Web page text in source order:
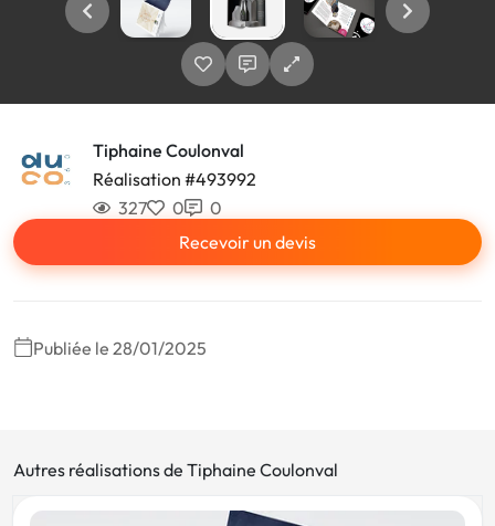
Tiphaine Coulonval
Réalisation #493992
327
0
0
Recevoir un devis
Publiée le 28/01/2025
Autres réalisations de Tiphaine Coulonval